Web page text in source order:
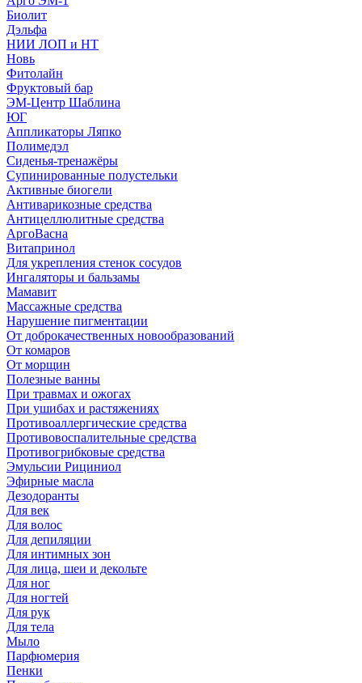
Биолит
Дэльфа
НИИ ЛОП и НТ
Новь
Фитолайн
Фруктовый бар
ЭМ-Центр Шаблина
ЮГ
Аппликаторы Ляпко
Полимедэл
Сиденья-тренажёры
Супинированные полустельки
Активные биогели
Антиварикозные средства
Антицеллюлитные средства
АргоВасна
Витапринол
Для укрепления стенок сосудов
Ингаляторы и бальзамы
Мамавит
Массажные средства
Нарушение пигментации
От доброкачественных новообразований
От комаров
От морщин
Полезные ванны
При травмах и ожогах
При ушибах и растяжениях
Противоаллергические средства
Противовоспалительные средства
Противогрибковые средства
Эмульсии Рициниол
Эфирные масла
Дезодоранты
Для век
Для волос
Для депиляции
Для интимных зон
Для лица, шеи и декольте
Для ног
Для ногтей
Для рук
Для тела
Мыло
Парфюмерия
Пенки